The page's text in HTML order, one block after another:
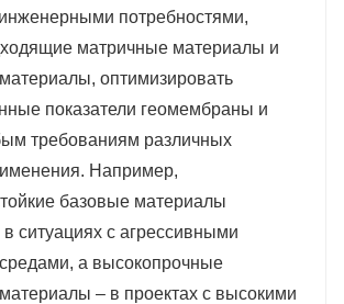
потребностями,
матричные материалы и
оптимизировать
показатели геомембраны и
требованиям различных
Например,
базовые материалы
в ситуациях с агрессивными
а высокопрочные
– в проектах с высокими